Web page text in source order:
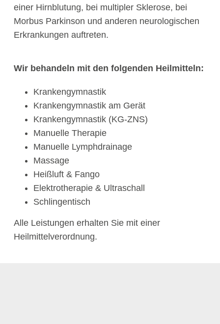
einer Hirnblutung, bei multipler Sklerose, bei
Morbus Parkinson und anderen neurologischen
Erkrankungen auftreten.
Wir behandeln mit den folgenden Heilmitteln:
Krankengymnastik
Krankengymnastik am Gerät
Krankengymnastik (KG-ZNS)
Manuelle Therapie
Manuelle Lymphdrainage
Massage
Heißluft & Fango
Elektrotherapie & Ultraschall
Schlingentisch
Alle Leistungen erhalten Sie mit einer
Heilmittelverordnung.